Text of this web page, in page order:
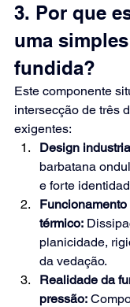
3. Por que
uma
fundida?
Este componente
intersecção de três
exigentes:
Design
barbatana
e forte
térmico:
planicidade,
da vedação.
Realidade da
pressão: